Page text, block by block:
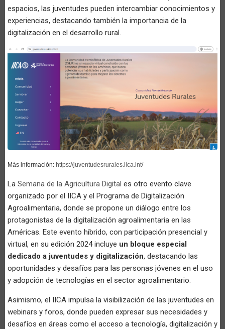
espacios, las juventudes pueden intercambiar conocimientos y
experiencias, destacando también la importancia de la
digitalización en el desarrollo rural.
Más información: https://juventudesrurales.iica.int/
La Semana de la Agricultura Digital es otro evento clave
organizado por el IICA y el Programa de Digitalización
Agroalimentaria, donde se propone un diálogo entre los
protagonistas de la digitalización agroalimentaria en las
Américas. Este evento híbrido, con participación presencial y
virtual, en su edición 2024 incluye un bloque especial
dedicado a juventudes y digitalización, destacando las
oportunidades y desafíos para las personas jóvenes en el uso
y adopción de tecnologías en el sector agroalimentario.
Asimismo, el IICA impulsa la visibilización de las juventudes en
webinars y foros, donde pueden expresar sus necesidades y
desafíos en áreas como el acceso a tecnología, digitalización y